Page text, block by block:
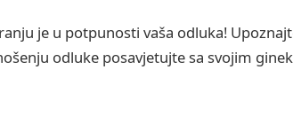
je u potpunosti vaša odluka!
odluke posavjetujte sa svojim